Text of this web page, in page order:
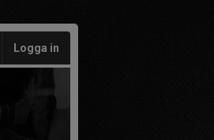
Logga in